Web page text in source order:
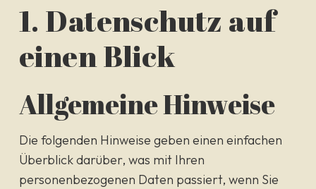
1. Datenschutz auf
einen Blick
Allgemeine Hinweise
Die folgenden Hinweise geben einen einfachen
Überblick darüber, was mit Ihren
personenbezogenen Daten passiert, wenn Sie